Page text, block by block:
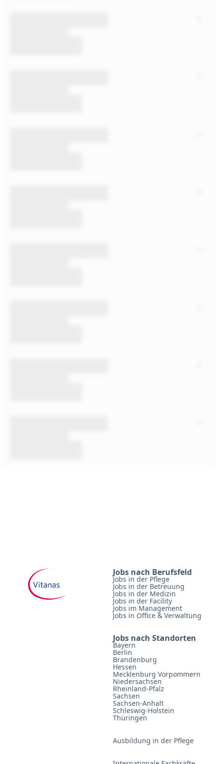
Jobs nach Berufsfeld
Jobs in der Pflege
Jobs in der Betreuung
Jobs in der Medizin
Jobs in der Facility
Jobs im Management
Jobs in Office & Verwaltung
Jobs nach Standorten
Bayern
Berlin
Brandenburg
Hessen
Mecklenburg Vorpommern
Niedersachsen
Rheinland-Pfalz
Sachsen
Sachsen-Anhalt
Schleswig-Holstein
Thüringen
Ausbildung in der Pflege